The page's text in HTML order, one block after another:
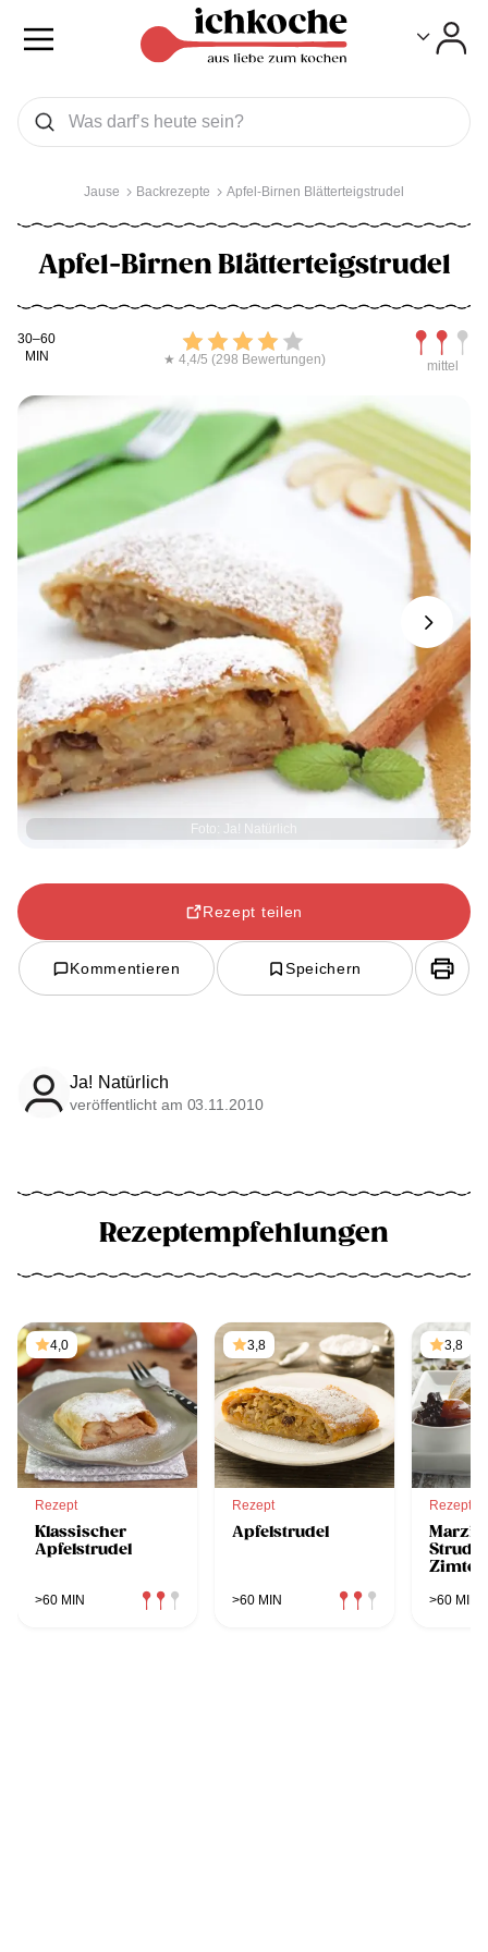
Was wollen Sie suchen
Suchen
Jause Backrezepte Apfel-Birnen Blätterteigstrudel
Apfel-Birnen Blätterteigstrudel
Kochdauer
30–60
MIN
Bewerten
★ 4,4/5 (298 Bewertungen) mittel
Foto: Ja! Natürlich
Next
Rezept teilen
Kommentieren Speichern
Ja! Natürlich
veröffentlicht am 03.11.2010
Rezeptempfehlungen
4,0
Rezept
Klassischer
Apfelstrudel
>60 MIN
3,8
Rezept
Apfelstrudel
>60 MIN
3,8
Rezept
>60 MIN